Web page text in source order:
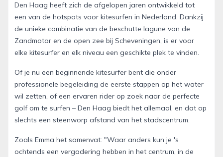
Den Haag heeft zich de afgelopen jaren ontwikkeld tot
een van de hotspots voor kitesurfen in Nederland. Dankzij
de unieke combinatie van de beschutte lagune van de
Zandmotor en de open zee bij Scheveningen, is er voor
elke kitesurfer en elk niveau een geschikte plek te vinden.
Of je nu een beginnende kitesurfer bent die onder
professionele begeleiding de eerste stappen op het water
wil zetten, of een ervaren rider op zoek naar de perfecte
golf om te surfen – Den Haag biedt het allemaal, en dat op
slechts een steenworp afstand van het stadscentrum.
Zoals Emma het samenvat: "Waar anders kun je 's
ochtends een vergadering hebben in het centrum, in de